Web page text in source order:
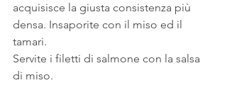
acquisisce la giusta consistenza più
densa. Insaporite con il miso ed il
tamari.
Servite i filetti di salmone con la salsa
di miso.